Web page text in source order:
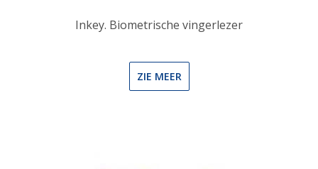
Inkey. Biometrische vingerlezer
ZIE MEER